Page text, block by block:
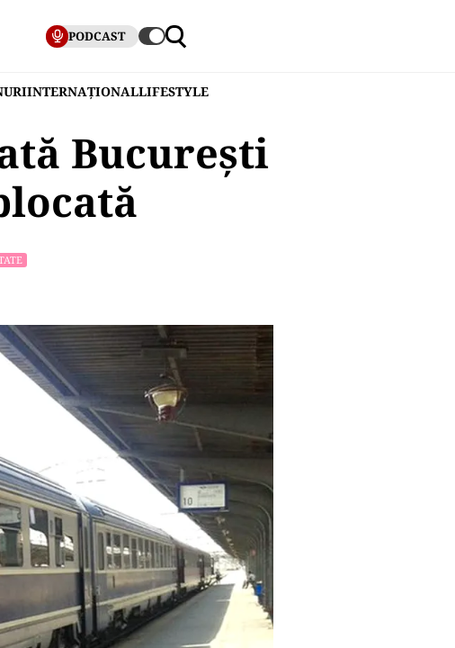
PODCAST
INTERNAȚIONALLIFESTYLE
București